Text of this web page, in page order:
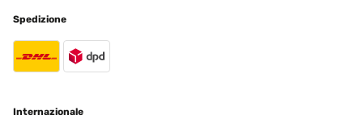
Amazon-Benutzer
Tradurre
Spedizione
Internazionale